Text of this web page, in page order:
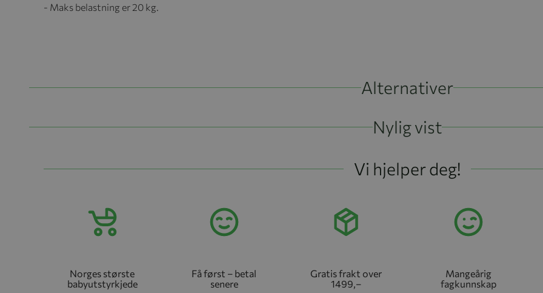
- Maks belastning er 20 kg.
Alternativer
Nylig vist
Vi hjelper deg!
Norges største
babyutstyrkjede
Få først – betal
senere
Gratis frakt over
1499,–
Mangeårig
fagkunnskap